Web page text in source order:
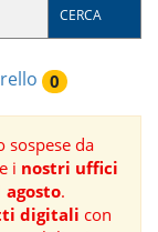
CERCA
0
sospese da
i nostri uffici
agosto.
digitali con